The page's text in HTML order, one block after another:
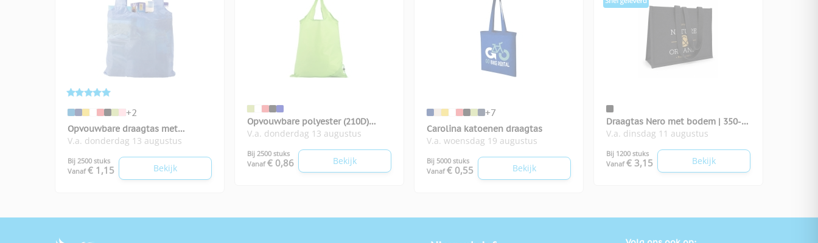
+2
Opvouwbare draagtas met
karabijnhaakje
V.a. donderdag 13 augustus
Bij 2500 stuks
Vanaf € 1,15 Bekijk
Opvouwbare polyester (210D)
boodschappentas
V.a. donderdag 13 augustus
Bij 2500 stuks
Vanaf € 0,86 Bekijk
+7
Carolina katoenen draagtas
V.a. woensdag 19 augustus
Bij 5000 stuks
Vanaf € 0,55 Bekijk
Draagtas Nero met bodem | 350-
grams
V.a. dinsdag 11 augustus
Bij 1200 stuks
Vanaf € 3,15 Bekijk